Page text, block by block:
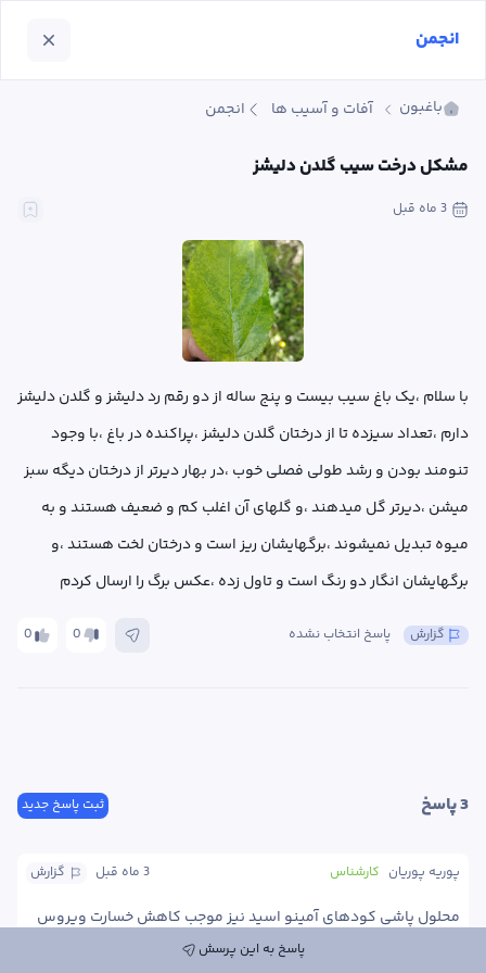
باغبون آفات و آسیب ها انجمن
مشکل درخت سیب گلدن دلیشز
3 ماه قبل
برگهایشان انگار دو رنگ است و تاول زده ،عکس برگ را ارسال کردم
0 0 پاسخ انتخاب نشده گزارش
ثبت پاسخ جدید 3 پاسخ
گزارش 3 ماه قبل کارشناس پوریه پوریان
پاسخ به این پرسش
انجمن